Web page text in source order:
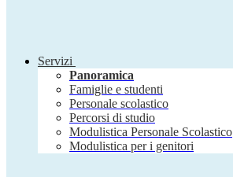
Servizi
Panoramica
Famiglie e studenti
Personale scolastico
Percorsi di studio
Modulistica Personale Scolastico
Modulistica per i genitori